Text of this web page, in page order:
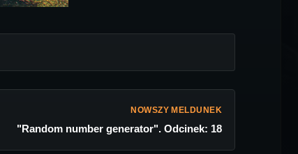
NOWSZY MELDUNEK
"Random number generator". Odcinek: 18